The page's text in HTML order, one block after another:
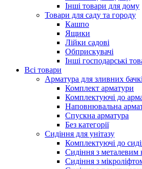
Інші товари для дому
Товари для саду та городу
Кашпо
Ящики
Лійки садові
Обприскувачі
Інші господарські
Всі товари
Арматура для зливних
Комплект арматури
Комплектуючі до
Наповнювальна
Спускна арматура
Без категорії
Сидіння для унітазу
Комплектуючі до
Сидіння з металевим
Сидіння з